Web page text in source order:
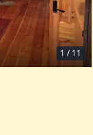
1 / 11